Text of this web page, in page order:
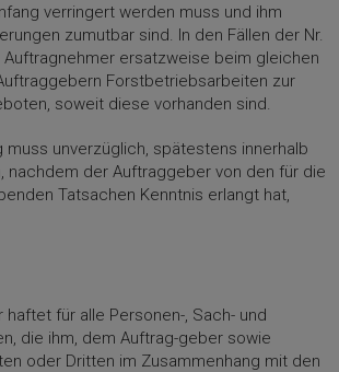
verringert werden muss und ihm
zumutbar sind. In den Fällen der Nr.
ersatzweise beim gleichen
Forstbetriebsarbeiten zur
soweit diese vorhanden sind.
muss unverzüglich, spätestens innerhalb
nachdem der Auftraggeber von den für die
Tatsachen Kenntnis erlangt hat,
haftet für alle Personen-, Sach- und
die ihm, dem Auftrag-geber sowie
oder Dritten im Zusammenhang mit den